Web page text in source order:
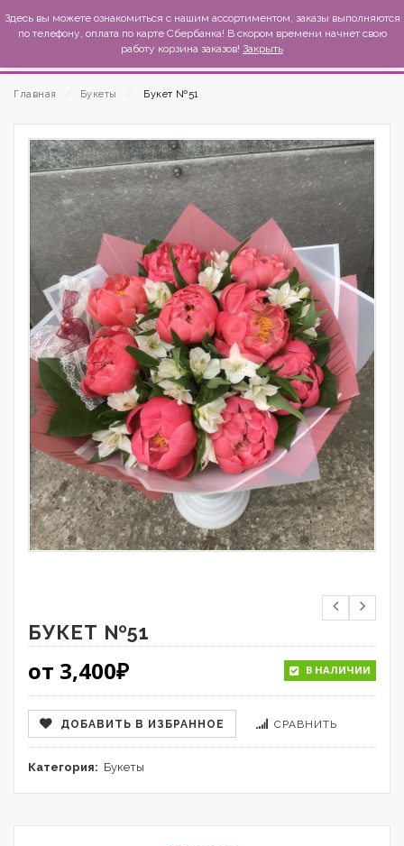
MexиKo
Главная Букеты Букет №51
БУКЕТ №51
от 3,400₽ В НАЛИЧИИ
ДОБАВИТЬ В ИЗБРАННОЕ СРАВНИТЬ
Категория: Букеты
Здесь вы можете ознакомиться с нашим ассортиментом, заказы выполняются
по телефону, оплата по карте Сбербанка! В скором времени начнет свою
работу корзина заказов! Закрыть